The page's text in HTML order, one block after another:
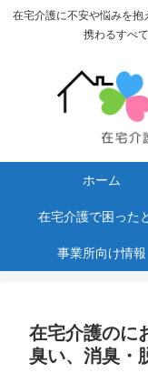
在宅介護に不安や悩みを
携わるすべ
ホーム
在宅介護で困った
事業所向け情報
在宅介護のに
臭い、消臭・